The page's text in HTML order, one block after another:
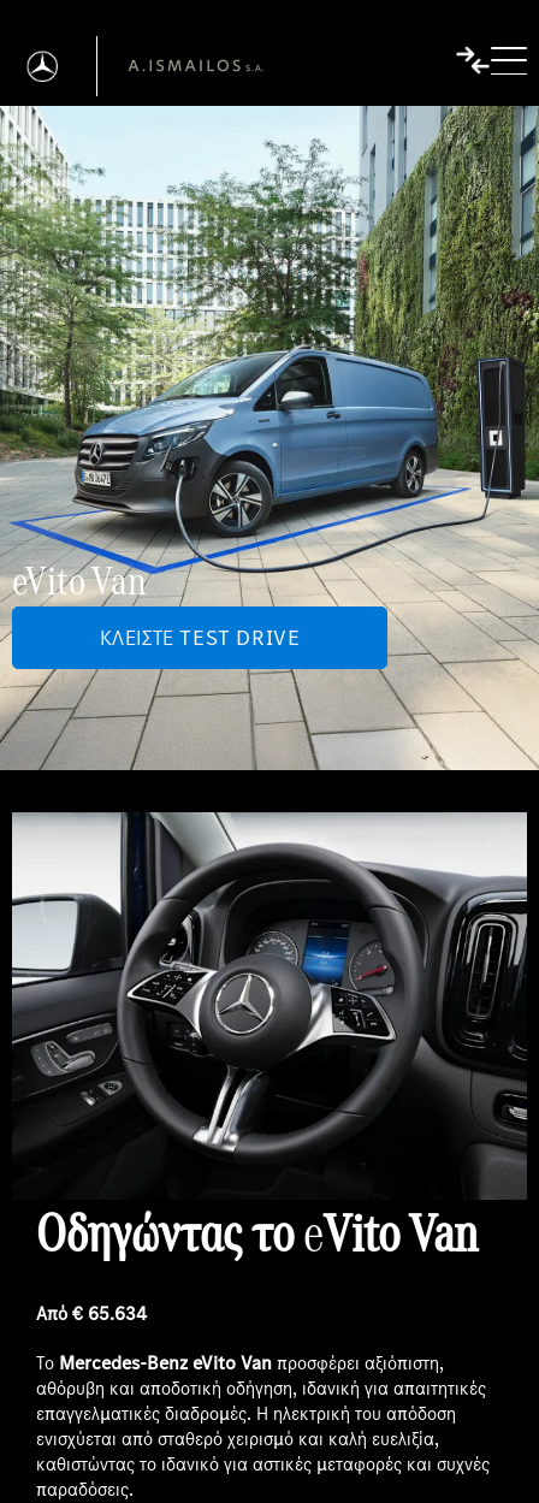
eVito Van
ΚΛΕΊΣΤΕ TEST DRIVE
Οδηγώντας τoeVitoVan
Από € 65.634
Το Mercedes-Benz eVito Vanπροσφέρει αξιόπιστη,
αθόρυβη και αποδοτική οδήγηση, ιδανική για απαιτητικές
επαγγελματικές διαδρομές. Η ηλεκτρική του απόδοση
ενισχύεται από σταθερό χειρισμό και καλή ευελιξία,
καθιστώντας το ιδανικό για αστικές μεταφορές και συχνές
παραδόσεις.